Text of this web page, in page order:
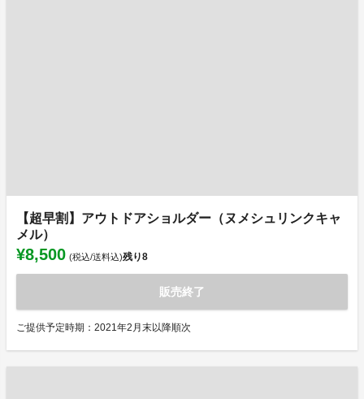
【超早割】アウトドアショルダー（ヌメシュリンクキャ
メル）
¥8,500 (税込/送料込)残り8
販売終了
ご提供予定時期：2021年2月末以降順次